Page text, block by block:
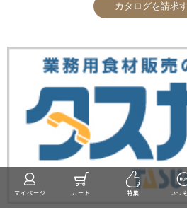
カタログを請求
マイページ カート 特集 いつ